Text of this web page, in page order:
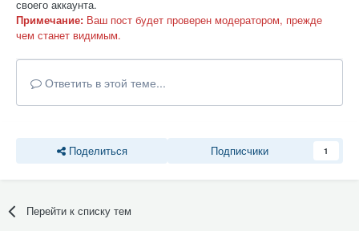
своего аккаунта.
Примечание: Ваш пост будет проверен модератором, прежде
чем станет видимым.
Ответить в этой теме...
Поделиться Подписчики 1
Перейти к списку тем